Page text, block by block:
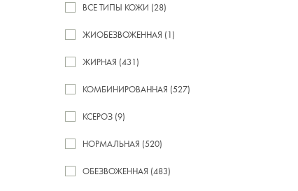
ВСЕ ТИПЫ КОЖИ (28)
ЖИОБЕЗВОЖЕННАЯ (1)
ЖИРНАЯ (431)
КОМБИНИРОВАННАЯ (527)
КСЕРОЗ (9)
НОРМАЛЬНАЯ (520)
ОБЕЗВОЖЕННАЯ (483)